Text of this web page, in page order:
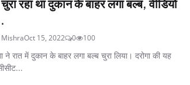
चुरा रहा था दुकान के बाहर लगा बल्ब, वीडियो
Oct 15, 2022 0 100
ने रात में दुकान के बाहर लगा बल्ब चुरा लिया। दरोगा की यह